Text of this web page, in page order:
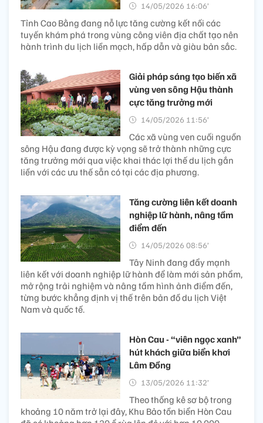
14/05/2026 16:06’
Tỉnh Cao Bằng đang nỗ lực tăng cường kết nối các
tuyến khám phá trong vùng công viên địa chất tạo nên
hành trình du lịch liền mạch, hấp dẫn và giàu bản sắc.
Giải pháp sáng tạo biến xã
vùng ven sông Hậu thành
cực tăng trưởng mới
14/05/2026 11:56’
Các xã vùng ven cuối nguồn
sông Hậu đang được kỳ vọng sẽ trở thành những cực
tăng trưởng mới qua việc khai thác lợi thế du lịch gắn
liền với các ưu thế sẵn có tại các địa phương.
Tăng cường liên kết doanh
nghiệp lữ hành, nâng tầm
điểm đến
14/05/2026 08:56’
Tây Ninh đang đẩy mạnh
liên kết với doanh nghiệp lữ hành để làm mới sản phẩm,
mở rộng trải nghiệm và nâng tầm hình ảnh điểm đến,
từng bước khẳng định vị thế trên bản đồ du lịch Việt
Nam và quốc tế.
Hòn Cau - “viên ngọc xanh”
hút khách giữa biển khơi
Lâm Đồng
13/05/2026 11:32’
Theo thống kê sơ bộ trong
khoảng 10 năm trở lại đây, Khu Bảo tồn biển Hòn Cau